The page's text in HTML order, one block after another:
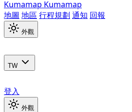
Kumamap Kumamap
地圖 地區 行程規劃 通知 回報
外觀
TW
登入
外觀